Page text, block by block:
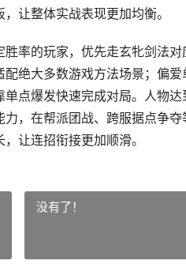
让整体实战表现更加均衡。
率的玩家，优先走玄牝剑法
绝大多数游戏方法场景；偏
点爆发快速完成对局。人物
，在帮派团战、跨服据点争
让连招衔接更加顺滑。
没有了！